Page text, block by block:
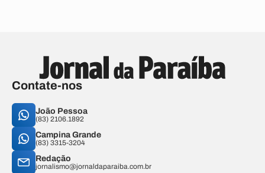
Contate-nos
João Pessoa
(83) 2106.1892
Campina Grande
(83) 3315-3204
Redação
jornalismo@jornaldaparaiba.com.br